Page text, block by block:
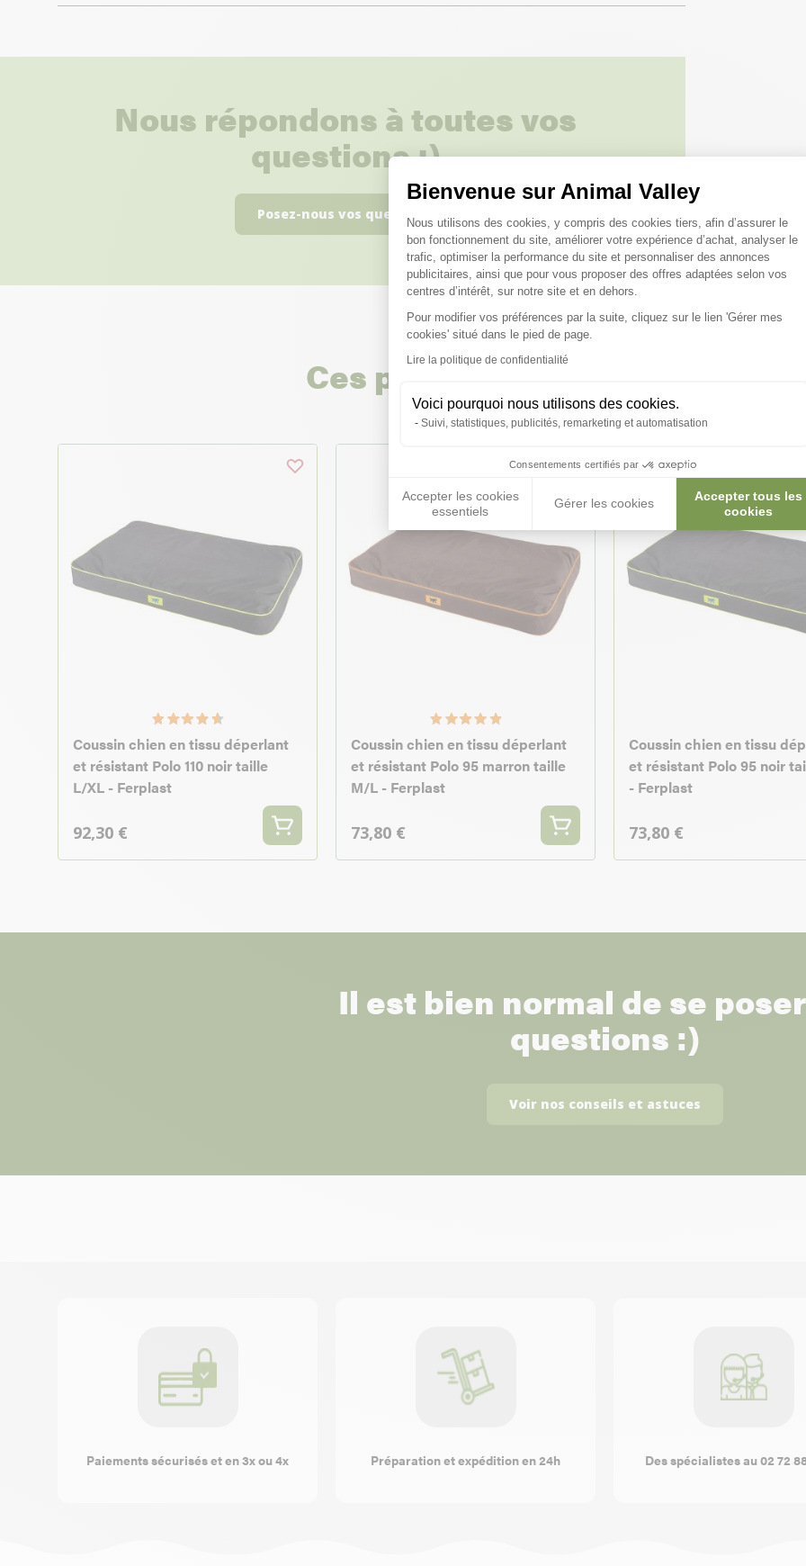
Bienvenue sur Animal Valley
Plateforme de Gestion du
Nous utilisons des cookies, y compris des cookies tiers, afin d’assurer le
bon fonctionnement du site, améliorer votre expérience d’achat, analyser le
trafic, optimiser la performance du site et personnaliser des annonces
publicitaires, ainsi que pour vous proposer des offres adaptées selon vos
centres d’intérêt, sur notre site et en dehors.
Pour modifier vos préférences par la suite, cliquez sur le lien 'Gérer mes
cookies' situé dans le pied de page.
Lire la politique de confidentialité
Voici pourquoi nous utilisons des cookies.
Suivi, statistiques, publicités, remarketing et automatisation
Consentements certifiés par
Accepter les cookies
essentiels
Gérer les cookies
Accepter tous les
cookies
Axeptio consent
Nous répondons à toutes vos
questions ;)
Posez-nous vos questions
Ces produits peuvent vous
Coussin chien en tissu déperlant
et résistant Polo 110 noir taille
L/XL - Ferplast
92,30 €
Coussin chien en tissu déperlant
et résistant Polo 95 marron taille
M/L - Ferplast
73,80 €
Coussin chien en tissu
et résistant Polo 95 noir
- Ferplast
73,80 €
Il est bien normal de se
questions :)
Voir nos conseils et astuces
Paiements sécurisés et en 3x ou 4x Préparation et expédition en 24h Des spécialistes au 02 72